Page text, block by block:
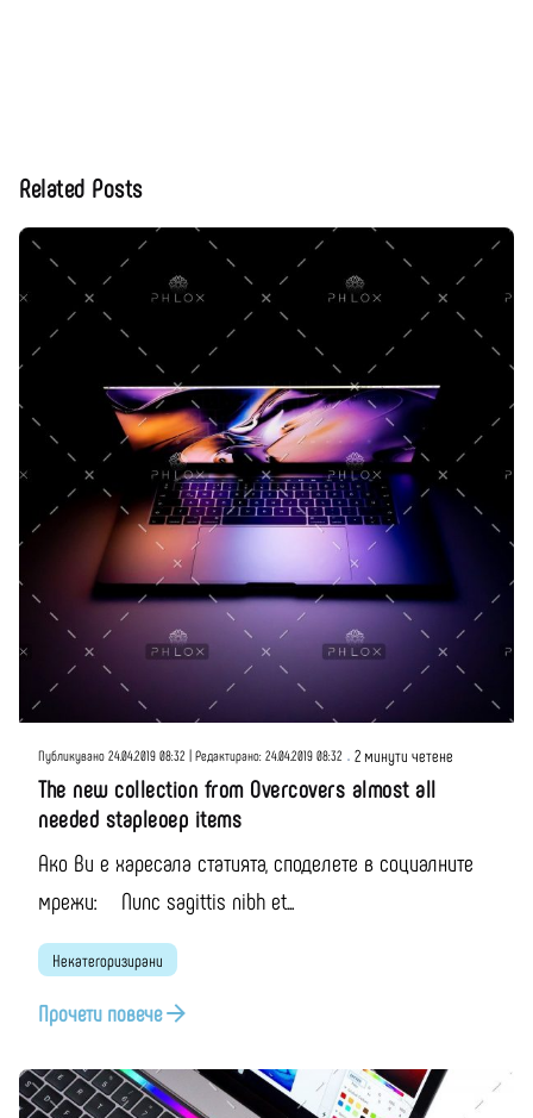
Related Posts
Публикувано от
Добрите българи
Публикувано 24.04.2019 08:32 | Редактирано: 24.04.2019 08:32 2 минути четене
The new collection from Overcovers almost all
needed stapleoep items
Ако Ви е харесала статията, споделете в социалните
мрежи: Nunc sagittis nibh et...
Некатегоризирани
Прочети повече